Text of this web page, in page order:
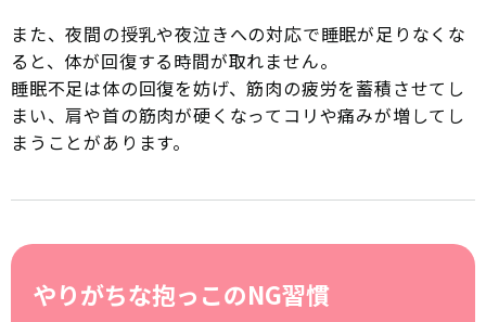
また、夜間の授乳や夜泣きへの対応で睡眠が足りなくな
ると、体が回復する時間が取れません。
睡眠不足は体の回復を妨げ、筋肉の疲労を蓄積させてし
まい、肩や首の筋肉が硬くなってコリや痛みが増してし
まうことがあります。
やりがちな抱っこのNG習慣